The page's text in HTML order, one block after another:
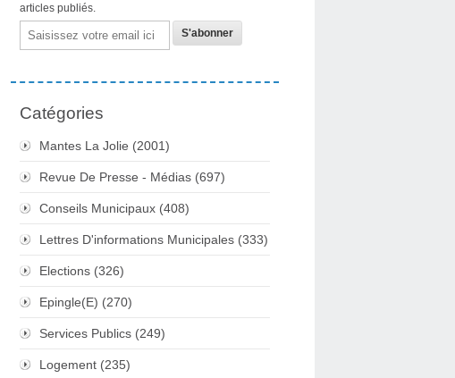
articles publiés.
Email
Catégories
Mantes La Jolie (2001)
Revue De Presse - Médias (697)
Conseils Municipaux (408)
Lettres D'informations Municipales (333)
Elections (326)
Epingle(e) (270)
Services Publics (249)
Logement (235)